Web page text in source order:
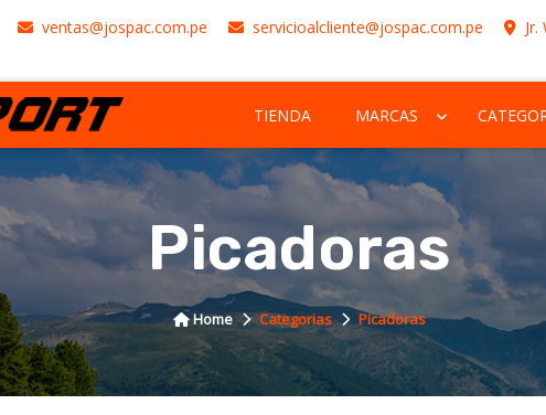
ventas@jospac.com.pe servicioalcliente@jospac.com.pe
TIENDA MARCAS
Picadoras
Home Categorias Picadoras